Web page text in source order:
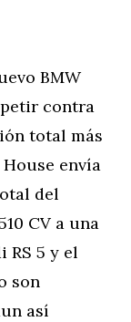
BMW
contra
total más
envía
del
CV a una
RS 5 y el
son
así